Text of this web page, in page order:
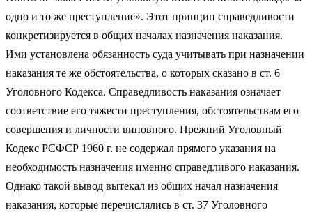
одно и то же преступление». Этот принцип справедливости
конкретизируется в общих началах назначения наказания.
Ими установлена обязанность суда учитывать при назначении
наказания те же обстоятельства, о которых сказано в ст. 6
Уголовного Кодекса. Справедливость наказания означает
соответствие его тяжести преступления, обстоятельствам его
совершения и личности виновного. Прежний Уголовный
Кодекс РСФСР 1960 г. не содержал прямого указания на
необходимость назначения именно справедливого наказания.
Однако такой вывод вытекал из общих начал назначения
наказания, которые перечислялись в ст. 37 Уголовного